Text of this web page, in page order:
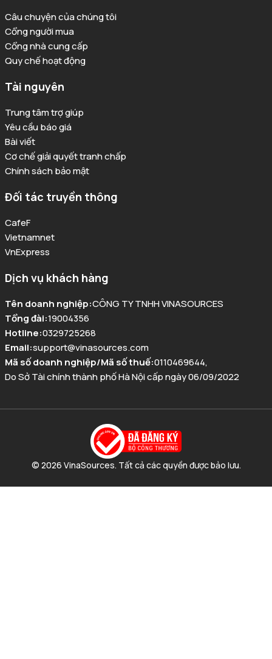
Câu chuyện của chúng tôi
Cổng người mua
Cổng nhà cung cấp
Quy chế hoạt động
Tài nguyên
Trung tâm trợ giúp
Yêu cầu báo giá
Bài viết
Cơ chế giải quyết tranh chấp
Chính sách bảo mật
Đối tác truyền thông
CafeF
Vietnamnet
VnExpress
Dịch vụ khách hàng
Tên doanh nghiệp:CÔNG TY TNHH VINASOURCES
Tổng đài:19004356
Hotline:0329725268
Email:support@vinasources.com
Mã số doanh nghiệp/Mã số thuế:0110469644,
Do Sở Tài chính thành phố Hà Nội cấp ngày 06/09/2022
© 2026 VinaSources. Tất cả các quyền được bảo lưu.